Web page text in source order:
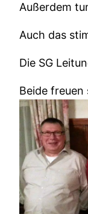
Außerdem
Auch das
Die SG
Beide